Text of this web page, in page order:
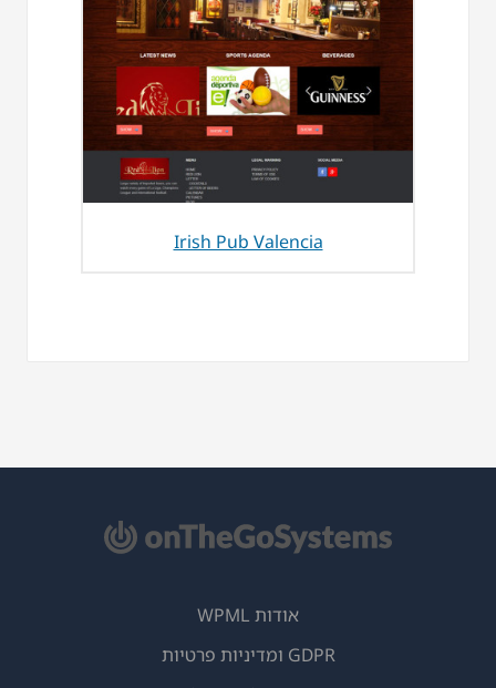
Irish Pub Valencia
אודות WPML
GDPR ומדיניות פרטיות